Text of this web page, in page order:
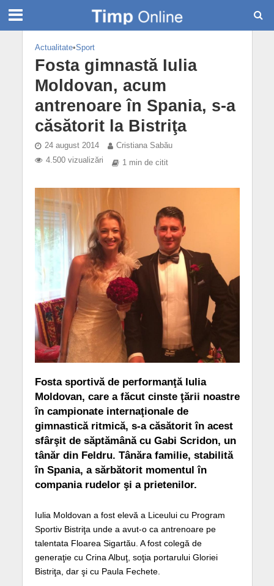
Actualitate•Sport
Fosta gimnastă Iulia
Moldovan, acum
antrenoare în Spania, s-a
căsătorit la Bistriţa
24 august 2014
Cristiana Sabău
4.500 vizualizări
1 min de citit
Fosta sportivă de performanţă Iulia
Moldovan, care a făcut cinste ţării noastre
în campionate internaţionale de
gimnastică ritmică, s-a căsătorit în acest
sfârşit de săptămână cu Gabi Scridon, un
tânăr din Feldru. Tânăra familie, stabilită
în Spania, a sărbătorit momentul în
compania rudelor şi a prietenilor.
Iulia Moldovan a fost elevă a Liceului cu Program
Sportiv Bistriţa unde a avut-o ca antrenoare pe
talentata Floarea Sigartău. A fost colegă de
generaţie cu Crina Albuţ, soţia portarului Gloriei
Bistriţa, dar şi cu Paula Fechete.